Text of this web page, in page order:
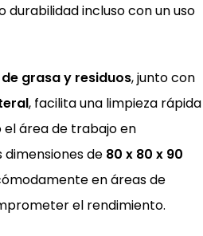
durabilidad incluso con un uso
grasa y residuos, junto con
, facilita una limpieza rápida
área de trabajo en
dimensiones de 80 x 80 x 90
en áreas de
el rendimiento.